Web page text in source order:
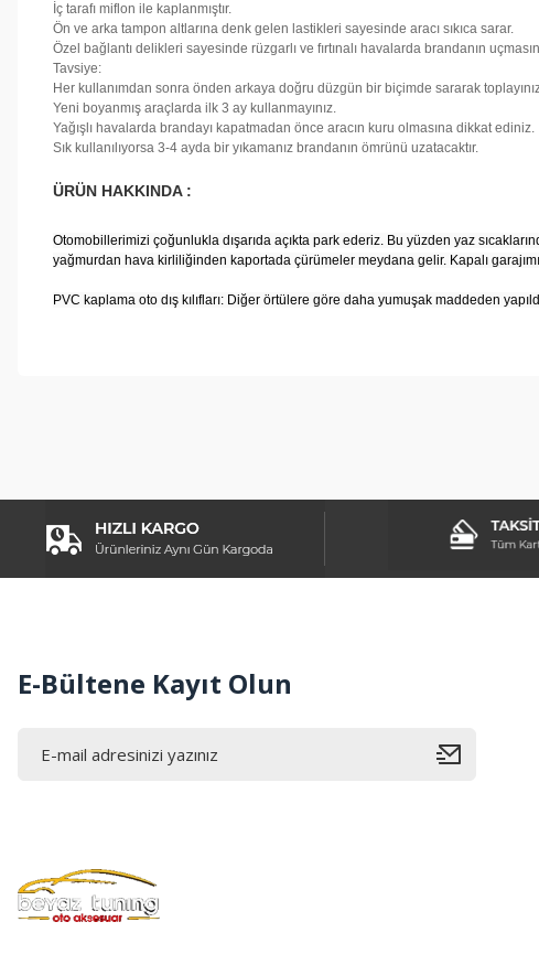
İç tarafı miflon ile kaplanmıştır.
Ön ve arka tampon altlarına denk gelen lastikleri sayesinde aracı sıkıca sarar.
Özel bağlantı delikleri sayesinde rüzgarlı ve fırtınalı havalarda brandanın
Tavsiye:
Her kullanımdan sonra önden arkaya doğru düzgün bir biçimde sararak
Yeni boyanmış araçlarda ilk 3 ay kullanmayınız.
Yağışlı havalarda brandayı kapatmadan önce aracın kuru olmasına dikkat ediniz.
Sık kullanılıyorsa 3-4 ayda bir yıkamanız brandanın ömrünü uzatacaktır.
ÜRÜN HAKKINDA :
Otomobillerimizi çoğunlukla dışarıda açıkta park ederiz. Bu yüzden yaz
yağmurdan hava kirliliğinden kaportada çürümeler meydana gelir. Kapalı
PVC kaplama oto dış kılıfları: Diğer örtülere göre daha yumuşak maddeden
Ürün fiyatı diğer sitelerden daha pahalı.
Bu ürüne benzer farklı alternatifler olmalı.
E-Bültene Kayıt Olun